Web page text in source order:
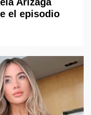
Arizaga
el episodio